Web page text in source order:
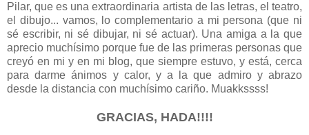
Pilar, que es una extraordinaria artista de las letras, el teatro,
el dibujo... vamos, lo complementario a mi persona (que ni
sé escribir, ni sé dibujar, ni sé actuar). Una amiga a la que
aprecio muchísimo porque fue de las primeras personas que
creyó en mi y en mi blog, que siempre estuvo, y está, cerca
para darme ánimos y calor, y a la que admiro y abrazo
desde la distancia con muchísimo cariño. Muakkssss!
GRACIAS, HADA!!!!